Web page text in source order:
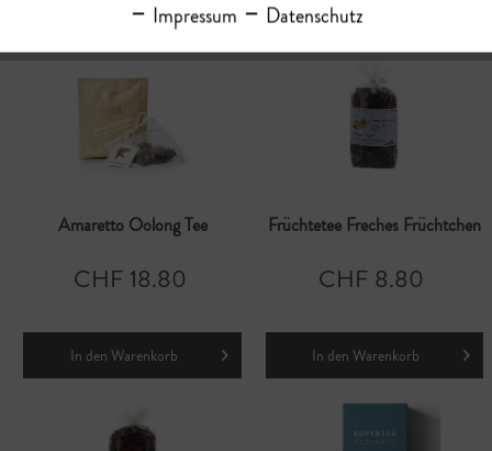
Warenkorb In denWarenkorb
Amaretto Oolong Tee
CHF 18.80
In den Warenkorb
Früchtetee Freches Früchtchen
CHF 8.80
In den Warenkorb
Impressum Datenschutz